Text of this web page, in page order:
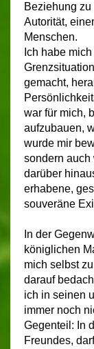
Beziehung
Autorität,
Menschen.
Ich habe
gemacht,
war für mich,
aufzubauen,
wurde mir
sondern
darüber
erhabene,
souveräne
In der
königlichen
mich selbst
darauf
ich in seinen
immer noch
Gegenteil: In
Freundes,